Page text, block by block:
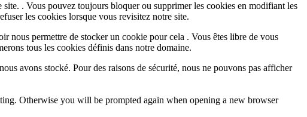
. Vous pouvez toujours bloquer ou supprimer les cookies en modifiant les
les cookies lorsque vous revisitez notre site.
nous permettre de stocker un cookie pour cela . Vous êtes libre de vous
tous les cookies définis dans notre domaine.
avons stocké. Pour des raisons de sécurité, nous ne pouvons pas afficher
Otherwise you will be prompted again when opening a new browser